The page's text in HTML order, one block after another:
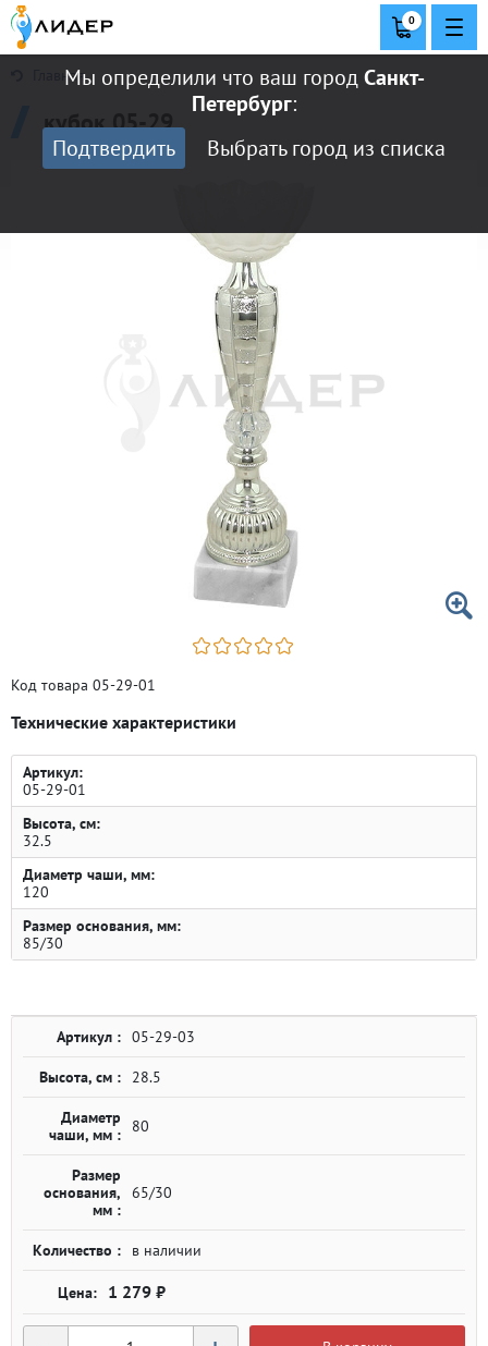
Мы определили что ваш городСанкт-
Петербург:
Подтвердить
Выбрать город из списка
0
Главная
кубок 05-29
Код товара 05-29-01
Технические характеристики
Артикул:
05-29-01
Высота, см:
32.5
Диаметр чаши, мм:
120
Размер основания, мм:
85/30
Артикул : 05-29-03
Высота, см : 28.5
Диаметр
чаши, мм :
80
Размер
основания,
мм :
65/30
Количество : в наличии
1 279 ₽